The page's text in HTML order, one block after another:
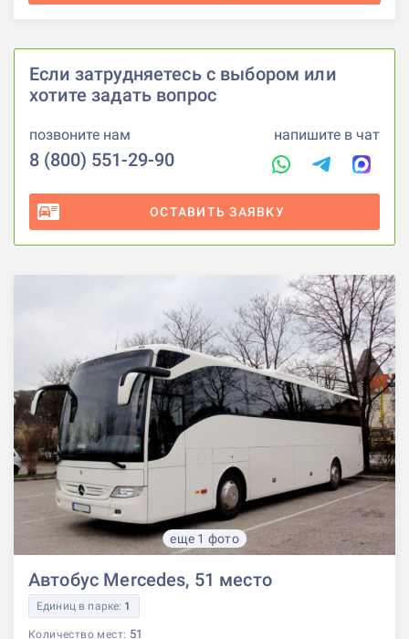
еще 1 фото
Автобус Mercedes, 51 место
Единиц в парке: 1
Количество мест: 51
Если затрудняетесь с выбором или
хотите задать вопрос
позвоните нам
8 (800) 551-29-90
напишите в чат
ОСТАВИТЬ ЗАЯВКУ